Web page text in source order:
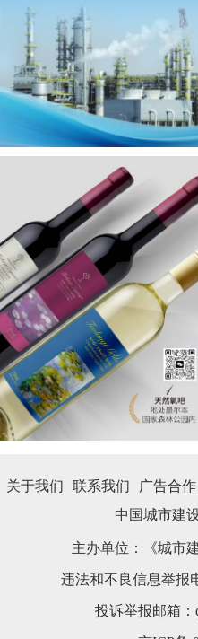
关于我们 联系我们 广告合作
中国城市建
主办单位：《城市
违法和不良信息举报
投诉举报邮箱：